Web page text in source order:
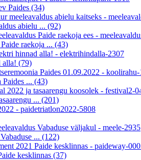
Paides (34)
abielu ... (92)
raekoja ... (43)
alla! (79)
... (43)
... (201)
... (122)
kesklinnas (37)